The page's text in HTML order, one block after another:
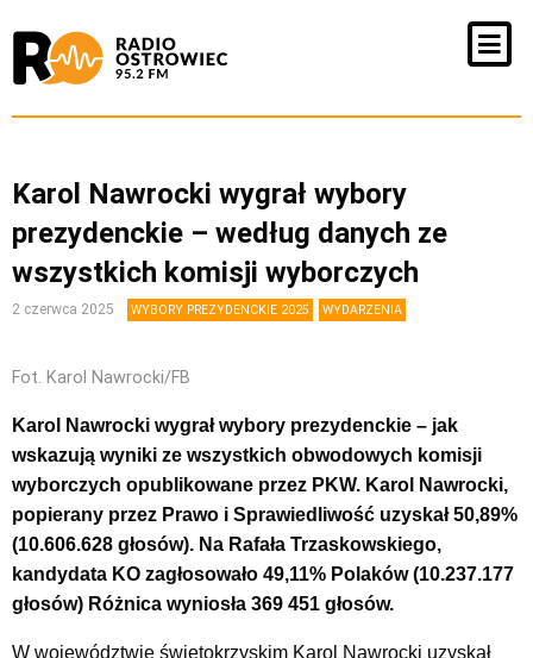
Karol Nawrocki wygrał wybory
prezydenckie – według danych ze
wszystkich komisji wyborczych
2 czerwca 2025 WYBORY PREZYDENCKIE 2025 WYDARZENIA
Fot. Karol Nawrocki/FB
Karol Nawrocki wygrał wybory prezydenckie – jak
wskazują wyniki ze wszystkich obwodowych komisji
wyborczych opublikowane przez PKW. Karol Nawrocki,
popierany przez Prawo i Sprawiedliwość uzyskał 50,89%
(10.606.628 głosów). Na Rafała Trzaskowskiego,
kandydata KO zagłosowało 49,11% Polaków (10.237.177
głosów) Różnica wyniosła 369 451 głosów.
W województwie świętokrzyskim Karol Nawrocki uzyskał